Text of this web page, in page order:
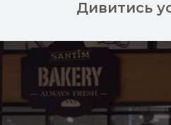
Дивитись